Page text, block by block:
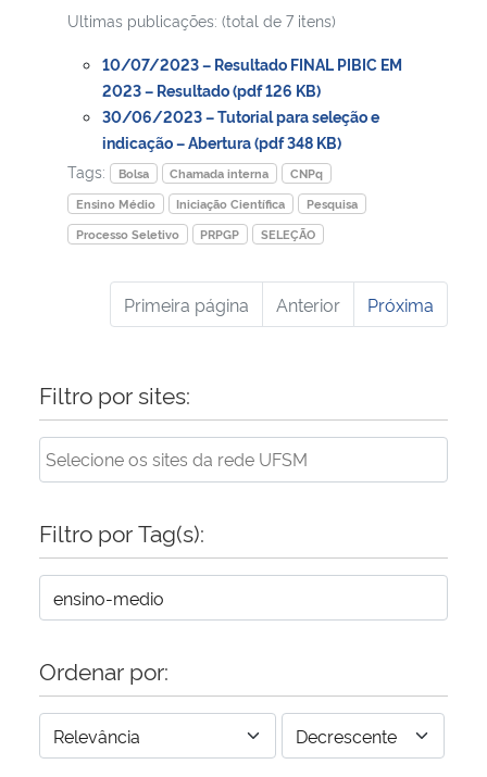
Ultimas publicações: (total de 7 itens)
10/07/2023 – Resultado FINAL PIBIC EM
2023 – Resultado (pdf 126 KB)
30/06/2023 – Tutorial para seleção e
indicação – Abertura (pdf 348 KB)
Tags:
Bolsa Chamada interna
CNPq
Ensino Médio
Iniciação Científica
Pesquisa
Processo Seletivo
PRPGP SELEÇÃO
Primeira página Anterior Próxima
Filtro por sites:
Filtro por Tag(s):
Ordenar por: